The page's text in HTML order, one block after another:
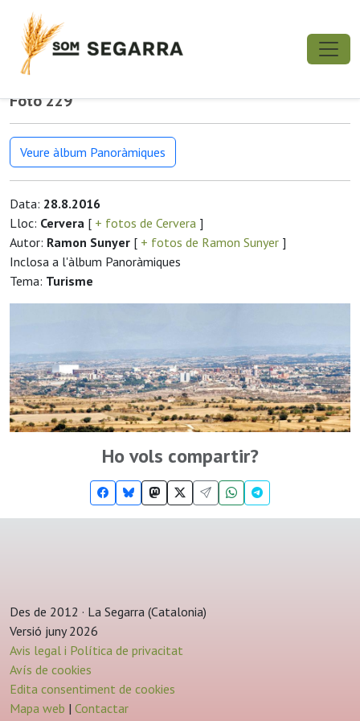
Foto 229
Veure àlbum Panoràmiques
Data: 28.8.2016
Lloc: Cervera [ + fotos de Cervera ]
Autor: Ramon Sunyer [ + fotos de Ramon Sunyer ]
Inclosa a l'àlbum Panoràmiques
Tema: Turisme
Ho vols compartir?
Des de 2012 · La Segarra (Catalonia)
Versió juny 2026
Avis legal i Política de privacitat
Avís de cookies
Edita consentiment de cookies
Mapa web | Contactar